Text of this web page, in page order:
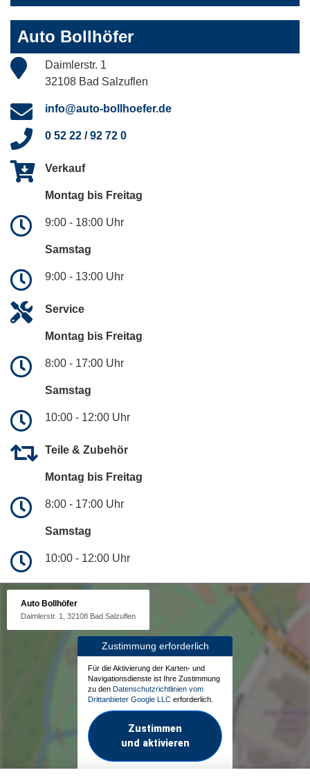
Auto Bollhöfer
Daimlerstr. 1
32108 Bad Salzuflen
info@auto-bollhoefer.de
0 52 22 / 92 72 0
Verkauf
Montag bis Freitag
9:00 - 18:00 Uhr
Samstag
9:00 - 13:00 Uhr
Service
Montag bis Freitag
8:00 - 17:00 Uhr
Samstag
10:00 - 12:00 Uhr
Teile & Zubehör
Montag bis Freitag
8:00 - 17:00 Uhr
Samstag
10:00 - 12:00 Uhr
Auto Bollhöfer
Daimlerstr. 1, 32108 Bad Salzuflen
Zustimmung erforderlich
Für die Aktivierung der Karten- und
Navigationsdienste ist Ihre Zustimmung
zu den Datenschutzrichtlinien vom
Drittanbieter Google LLC erforderlich.
Zustimmen
und aktivieren